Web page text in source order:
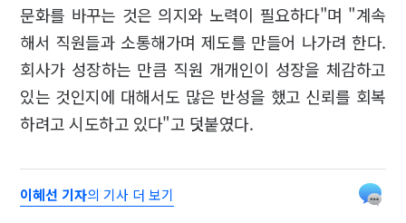
문화를 바꾸는 것은 의지와 노력이 필요하다"며 "계속
해서 직원들과 소통해가며 제도를 만들어 나가려 한다.
회사가 성장하는 만큼 직원 개개인이 성장을 체감하고
있는 것인지에 대해서도 많은 반성을 했고 신뢰를 회복
하려고 시도하고 있다"고 덧붙였다.
이혜선 기자의 기사 더 보기